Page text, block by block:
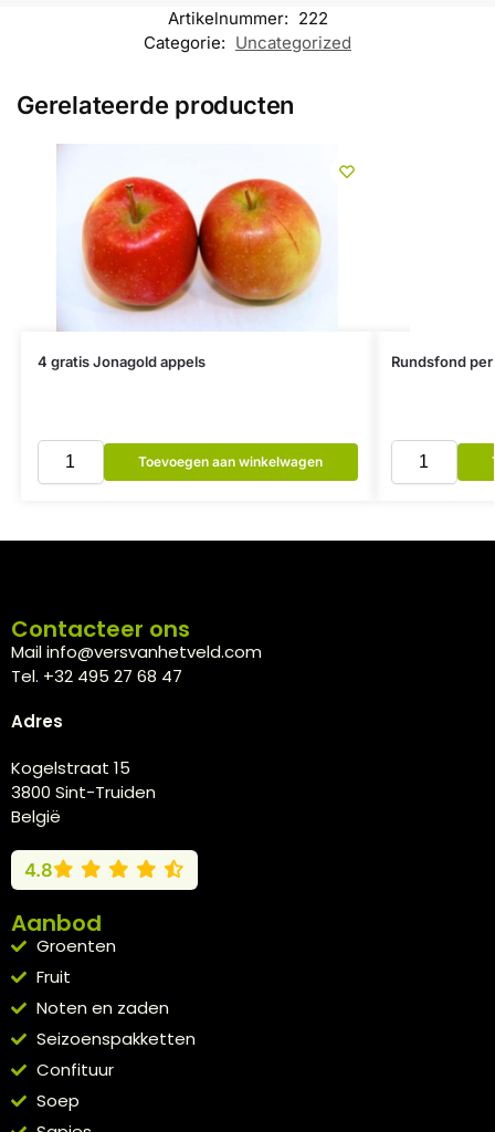
Artikelnummer: 222
Categorie: Uncategorized
Gerelateerde producten
4 gratis Jonagold appels
Toevoegen aan winkelwagen
Rundsfond
Contacteer ons
Mail info@versvanhetveld.com
Tel. +32 495 27 68 47
Adres
Kogelstraat 15
3800 Sint-Truiden
België
4.8
Aanbod
Groenten
Fruit
Noten en zaden
Seizoenspakketten
Confituur
Soep